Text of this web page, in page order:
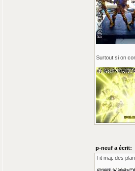
Surtout si on
p-neuf a écrit:
Tit maj. des